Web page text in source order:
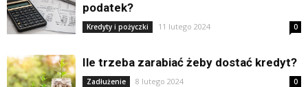
podatek?
Kredyty i pożyczki 11 lutego 2024 0
Ile trzeba zarabiać żeby dostać kredyt?
Zadłużenie 8 lutego 2024 0